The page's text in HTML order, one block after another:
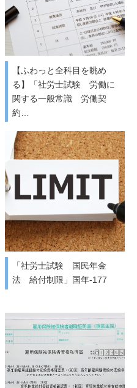
【ふわっと全科目を眺め
る】「社労士試験 労働に
関する一般常識 労働契
約…
「社労士試験 国民年金
法 給付制限」国年-177